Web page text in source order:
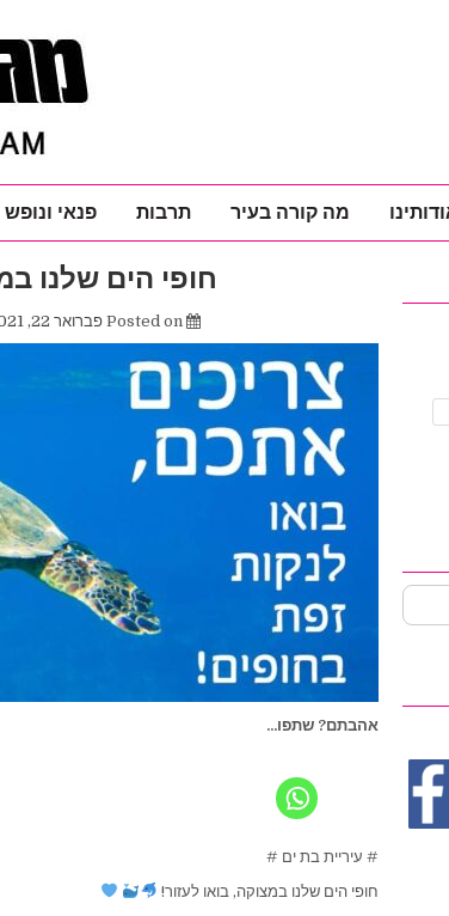
מה קורה בעיר תרבות פנאי ונופש
חופי הים שלנו
פברואר 22, 2021
אהבתם? שתפו...
# עיריית בת ים #
חופי הים שלנו במצוקה, בואו לעזור!